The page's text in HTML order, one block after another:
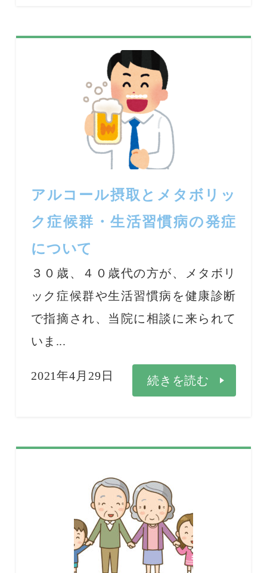
アルコール摂取とメタボリッ
ク症候群・生活習慣病の発症
について
３０歳、４０歳代の方が、メタボリ
ック症候群や生活習慣病を健康診断
で指摘され、当院に相談に来られて
いま...
続きを読む
2021年4月29日